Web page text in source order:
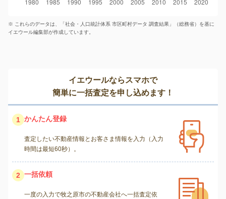
※ これらのデータは、「社会・人口統計体系 市区町村データ 調査結果」（総務省）を基に
イエウール編集部が作成しています。
イエウールならスマホで
簡単に一括査定を申し込めます！
1 かんたん登録
査定したい不動産情報とお客さま情報を入力（入力
時間は最短60秒）。
2 一括依頼
一度の入力で牧之原市の不動産会社へ一括査定依